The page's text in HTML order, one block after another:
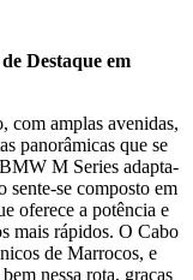
Destaque em
com amplas avenidas,
panorâmicas que se
M Series adapta-
sente-se composto em
oferece a potência e
mais rápidos. O Cabo
de Marrocos, e
nessa rota, graças